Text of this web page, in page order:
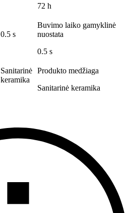
72 h
0.5 s
Buvimo laiko gamyklinė
nuostata
0.5 s
Sanitarinė
keramika
Produkto medžiaga
Sanitarinė keramika